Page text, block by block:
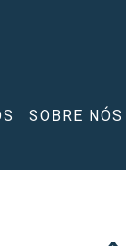
SOBRE NÓS